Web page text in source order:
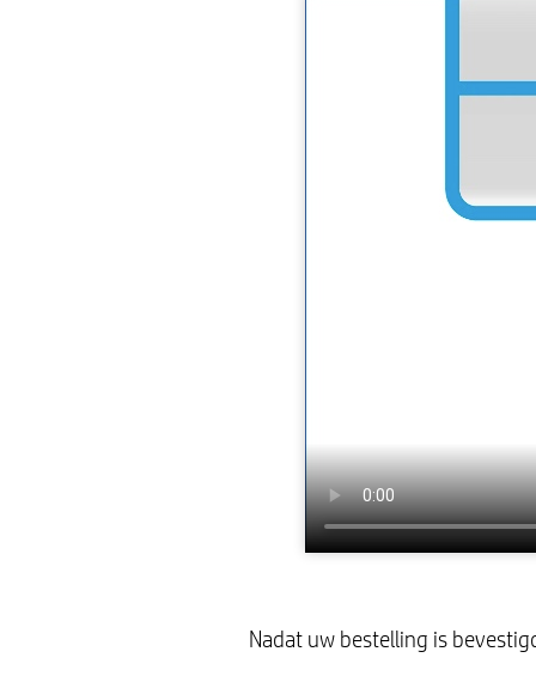
Nadat uw bestelling is